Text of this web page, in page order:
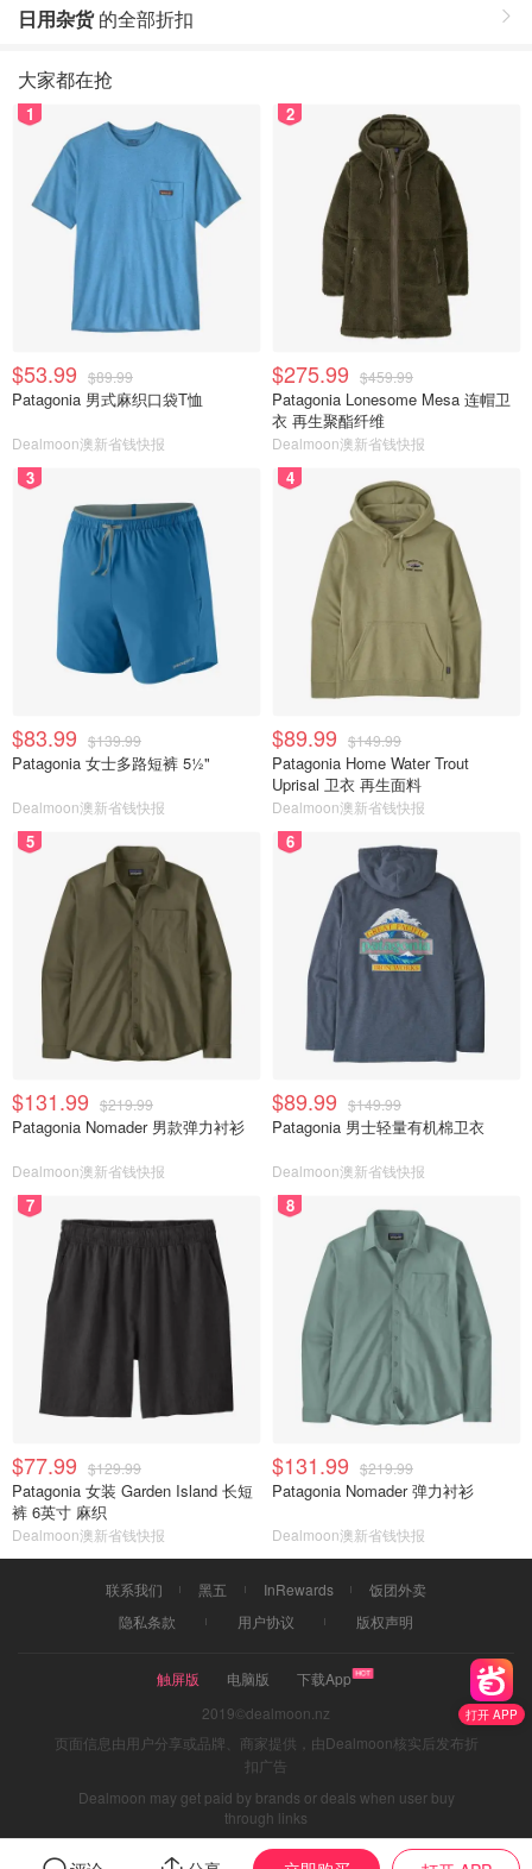
日用杂货的全部折扣
打开 APP
大家都在抢
1
$53.99 $89.99
Patagonia 男式麻织口袋T恤
Dealmoon澳新省钱快报
2
$275.99 $459.99
Patagonia Lonesome Mesa 连帽卫
衣 再生聚酯纤维
Dealmoon澳新省钱快报
3
$83.99 $139.99
Patagonia 女士多路短裤 5½"
Dealmoon澳新省钱快报
4
$89.99 $149.99
Patagonia Home Water Trout
Uprisal 卫衣 再生面料
Dealmoon澳新省钱快报
5
$131.99 $219.99
Patagonia Nomader 男款弹力衬衫
Dealmoon澳新省钱快报
6
$89.99 $149.99
Patagonia 男士轻量有机棉卫衣
Dealmoon澳新省钱快报
7
$77.99 $129.99
Patagonia 女装 Garden Island 长短
裤 6英寸 麻织
Dealmoon澳新省钱快报
8
$131.99 $219.99
Patagonia Nomader 弹力衬衫
Dealmoon澳新省钱快报
联系我们 黑五 InRewards
饭团外卖
隐私条款
用户协议 版权声明
触屏版 电脑版
下载App
2019©dealmoon.nz
页面信息由用户分享或品牌、商家提供，由Dealmoon核实后发布折
扣广告
Dealmoon may get paid by brands or deals when user buy
through links